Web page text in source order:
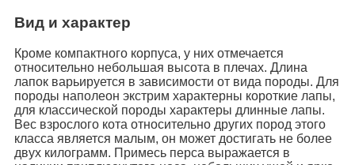
Вид и характер
Кроме компактного корпуса, у них отмечается
относительно небольшая высота в плечах. Длина
лапок варьируется в зависимости от вида породы. Для
породы наполеон экстрим характерны короткие лапы,
для классической породы характеры длинные лапы.
Вес взрослого кота относительно других пород этого
класса является малым, он может достигать не более
двух килограмм. Примесь перса выражается в